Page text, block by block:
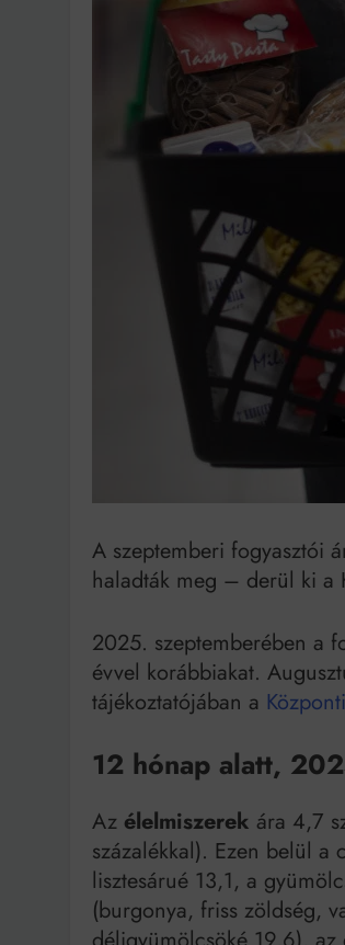
A szeptemberi fogyasztói
haladták meg – derül ki a
2025. szeptemberében a
évvel korábbiakat.
tájékoztatójában a
12 hónap alatt,
Az élelmiszerek ára 4,7
százalékkal). Ezen belül a
lisztesárué 13,1, a
(burgonya, friss zöldség,